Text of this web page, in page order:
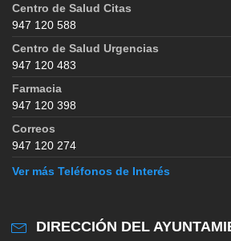
Centro de Salud Citas
947 120 588
Centro de Salud Urgencias
947 120 483
Farmacia
947 120 398
Correos
947 120 274
Ver más Teléfonos de Interés
DIRECCIÓN DEL